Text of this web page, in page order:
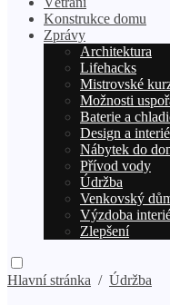
Konstrukce domu
Zprávy
Architektura
Lifehacks
Mistrovské
Možnosti
Baterie a
Design a
Nábytek do
Přívod vody
Údržba
Venkovský
Výzdoba
Zlepšení
Hlavní stránka / Údržba